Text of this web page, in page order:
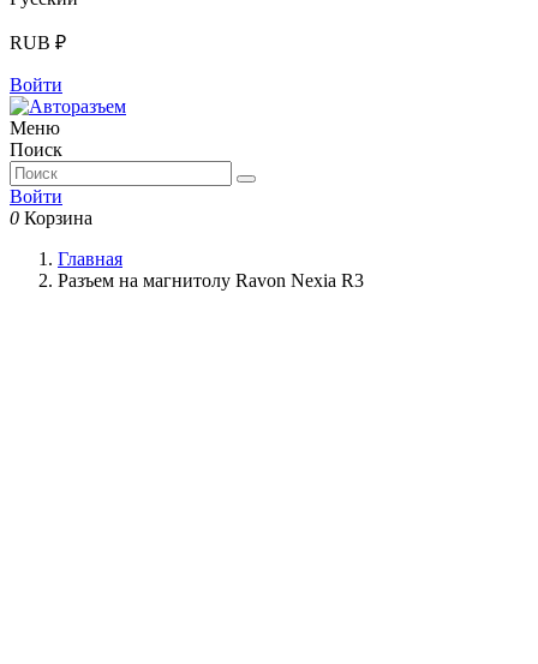
RUB ₽
Войти
Меню
Поиск
Войти
0 Корзина
Главная
Разъем на магнитолу Ravon Nexia R3